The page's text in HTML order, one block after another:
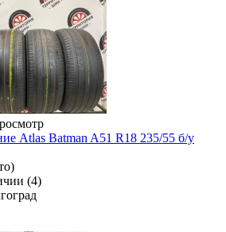
Atlas Batman A51 R18 235/55 б/у
(4)